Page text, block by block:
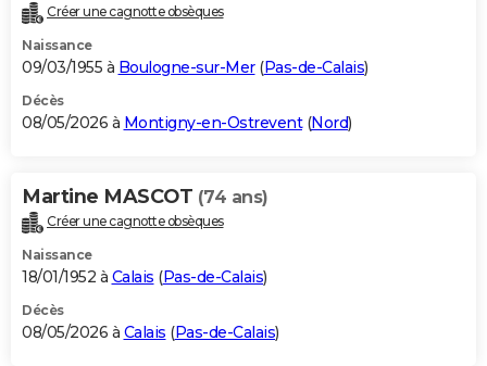
Destinations
City break
Voyage nature
Voyage de noces
Forum
Climat
+PHOTO
GUIDES D'ACHAT
BONS PLANS
Carte de Noël
Carte Bonne année
Carte Saint-Valentin
Carte Pâques
Carte d'anniversaire
DICTIONNAIRE
Dictionnaire
Biographies
Citations
Expressions
Proverbes
PROGRAMME TV
S'inscrire
Se connecter
Lycées
Collèges
Primaires
Universités
Entreprises
Service militaire
Avis de recherche
AVIS DE DÉCÈS
Créer une cagnotte obsèques
Naissance
09/03/1955 à Boulogne-sur-Mer(Pas-de-Calais)
Décès
08/05/2026 à Montigny-en-Ostrevent(Nord)
Martine MASCOT (74 ans)
Créer une cagnotte obsèques
Naissance
18/01/1952 à Calais (Pas-de-Calais)
Décès
08/05/2026 à Calais (Pas-de-Calais)